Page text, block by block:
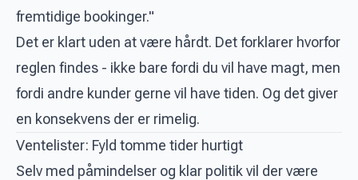
fremtidige bookinger."
Det er klart uden at være hårdt. Det forklarer hvorfor
reglen findes - ikke bare fordi du vil have magt, men
fordi andre kunder gerne vil have tiden. Og det giver
en konsekvens der er rimelig.
Ventelister: Fyld tomme tider hurtigt
Selv med påmindelser og klar politik vil der være